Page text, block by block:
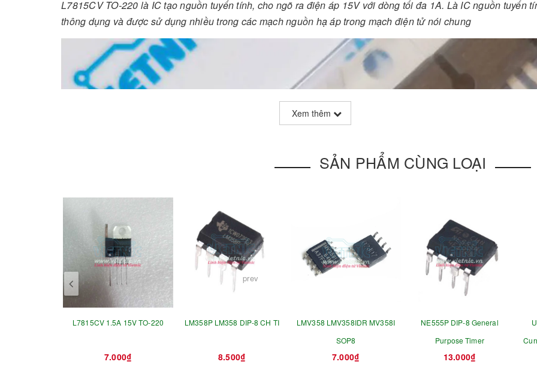
L7815CV TO-220 là IC tạo nguồn tuyến tính, cho ngõ ra điện áp 15V với dòng tối đa 1A. Là IC nguồn tuyến
thông dụng và được sử dụng nhiều trong các mạch nguồn hạ áp trong mạch điện tử nói chung
Xem thêm
SẢN PHẨM CÙNG LOẠI
L7815CV 1.5A 15V TO-220
7.000₫
LM358P LM358 DIP-8 CH TI
8.500₫
LMV358 LMV358IDR MV358I
SOP8
7.000₫
NE555P DIP-8 General
Purpose Timer
13.000₫
prev